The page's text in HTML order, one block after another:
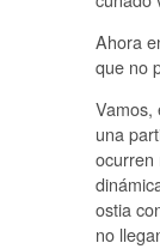
Ahora
que no
Vamos,
una
ocurren
ostia
no